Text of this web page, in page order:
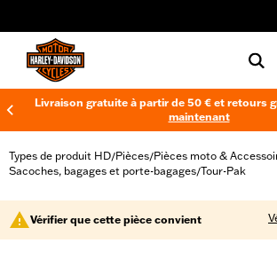
Livraison gratuite à partir de 50 € et retours
maintenant
Types de produit HD/Pièces/Pièces moto &
Sacoches, bagages et porte-bagages/Tour-Pak
Vérifier que cette pièce convient